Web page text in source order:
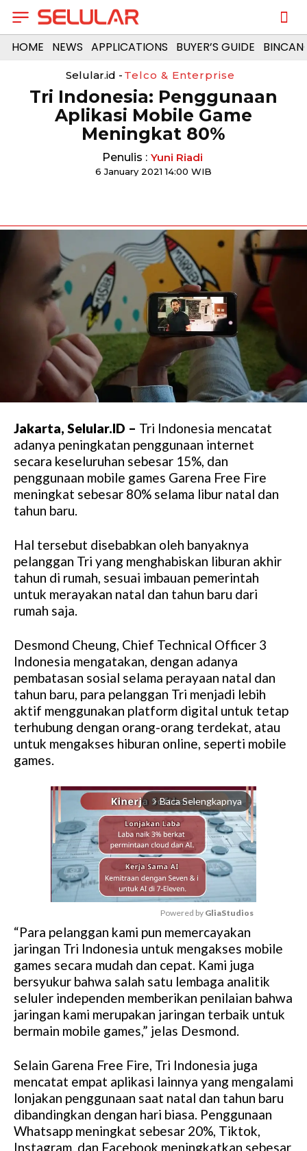
HOME NEWS APPLICATIONS BUYER’S GUIDE
Selular.id - Telco & Enterprise
Tri Indonesia: Penggunaan
Aplikasi Mobile Game
Meningkat 80%
Penulis : Yuni Riadi
6 January 2021 14:00 WIB
Jakarta, Selular.ID – Tri Indonesia mencatat
adanya peningkatan penggunaan internet
secara keseluruhan sebesar 15%, dan
penggunaan mobile games Garena Free Fire
meningkat sebesar 80% selama libur natal dan
tahun baru.
Hal tersebut disebabkan oleh banyaknya
pelanggan Tri yang menghabiskan liburan akhir
tahun di rumah, sesuai imbauan pemerintah
untuk merayakan natal dan tahun baru dari
rumah saja.
Desmond Cheung, Chief Technical Officer 3
Indonesia mengatakan, dengan adanya
pembatasan sosial selama perayaan natal dan
tahun baru, para pelanggan Tri menjadi lebih
aktif menggunakan platform digital untuk tetap
terhubung dengan orang-orang terdekat, atau
untuk mengakses hiburan online, seperti mobile
games.
arrow_forward_ios Baca Selengkapnya
M
u
t
e
Powered by GliaStudios
“Para pelanggan kami pun memercayakan
jaringan Tri Indonesia untuk mengakses mobile
games secara mudah dan cepat. Kami juga
bersyukur bahwa salah satu lembaga analitik
seluler independen memberikan penilaian bahwa
jaringan kami merupakan jaringan terbaik untuk
bermain mobile games,” jelas Desmond.
Selain Garena Free Fire, Tri Indonesia juga
mencatat empat aplikasi lainnya yang mengalami
lonjakan penggunaan saat natal dan tahun baru
dibandingkan dengan hari biasa. Penggunaan
Whatsapp meningkat sebesar 20%, Tiktok,
Instagram, dan Facebook meningkatkan sebesar